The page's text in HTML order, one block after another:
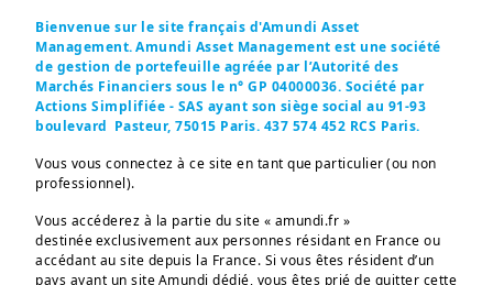
Bienvenue sur le site français d'Amundi Asset
Management. Amundi Asset Management est une société
de gestion de portefeuille agréée par l’Autorité des
Marchés Financiers sous le n° GP 04000036. Société par
Actions Simplifiée - SAS ayant son siège social au 91-93
boulevard Pasteur, 75015 Paris. 437 574 452 RCS Paris.
Vous vous connectez à ce site en tant que particulier (ou non
professionnel).
Vous accéderez à la partie du site « amundi.fr »
destinée exclusivement aux personnes résidant en France ou
accédant au site depuis la France. Si vous êtes résident d’un
pays ayant un site Amundi dédié, vous êtes prié de quitter cette
internationaux et le transport
maritime réunis ! 4